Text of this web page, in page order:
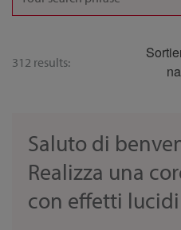
312 results:
Saluto di
Realizza una
con effetti lucidi